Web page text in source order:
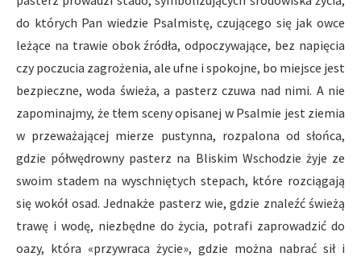
do których Pan wiedzie Psalmistę, czującego się jak owce
leżące na trawie obok źródła, odpoczywające, bez napięcia
czy poczucia zagrożenia, ale ufne i spokojne, bo miejsce jest
bezpieczne, woda świeża, a pasterz czuwa nad nimi. A nie
zapominajmy, że tłem sceny opisanej w Psalmie jest ziemia
w przeważającej mierze pustynna, rozpalona od słońca,
gdzie półwędrowny pasterz na Bliskim Wschodzie żyje ze
swoim stadem na wyschniętych stepach, które rozciągają
się wokół osad. Jednakże pasterz wie, gdzie znaleźć świeżą
trawę i wodę, niezbędne do życia, potrafi zaprowadzić do
oazy, która «przywraca życie», gdzie można nabrać sił i